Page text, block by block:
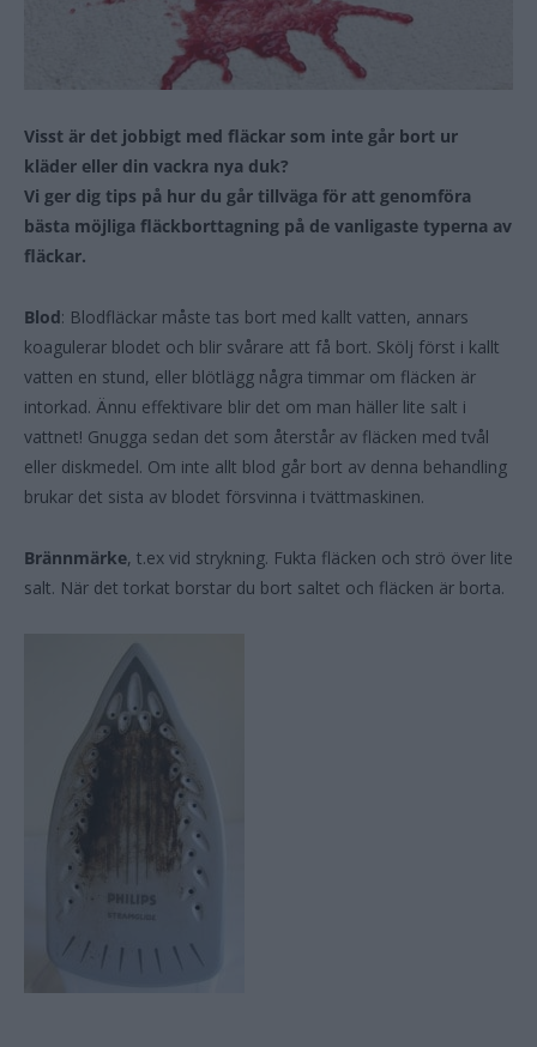
Visst är det jobbigt med fläckar som inte går bort ur
kläder eller din vackra nya duk?
Vi ger dig tips på hur du går tillväga för att genomföra
bästa möjliga fläckborttagning på de vanligaste typerna av
fläckar.
Blod: Blodfläckar måste tas bort med kallt vatten, annars
koagulerar blodet och blir svårare att få bort. Skölj först i kallt
vatten en stund, eller blötlägg några timmar om fläcken är
intorkad. Ännu effektivare blir det om man häller lite salt i
vattnet! Gnugga sedan det som återstår av fläcken med tvål
eller diskmedel. Om inte allt blod går bort av denna behandling
brukar det sista av blodet försvinna i tvättmaskinen.
Brännmärke, t.ex vid strykning. Fukta fläcken och strö över lite
salt. När det torkat borstar du bort saltet och fläcken är borta.